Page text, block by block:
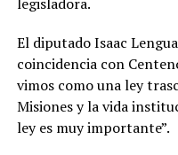
El diputado Isaac
coincidencia con
vimos como una ley
Misiones y la vida
ley es muy importante”.